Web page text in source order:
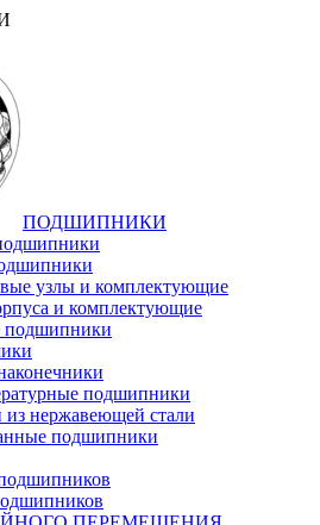
ПОДШИПНИКИ
узлы и комплектующие
и комплектующие
подшипники
подшипники
нержавеющей стали
подшипники